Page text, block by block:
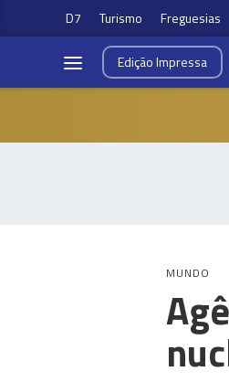
D7 Turismo Freguesias
EdiçãoImpressa
MUNDO